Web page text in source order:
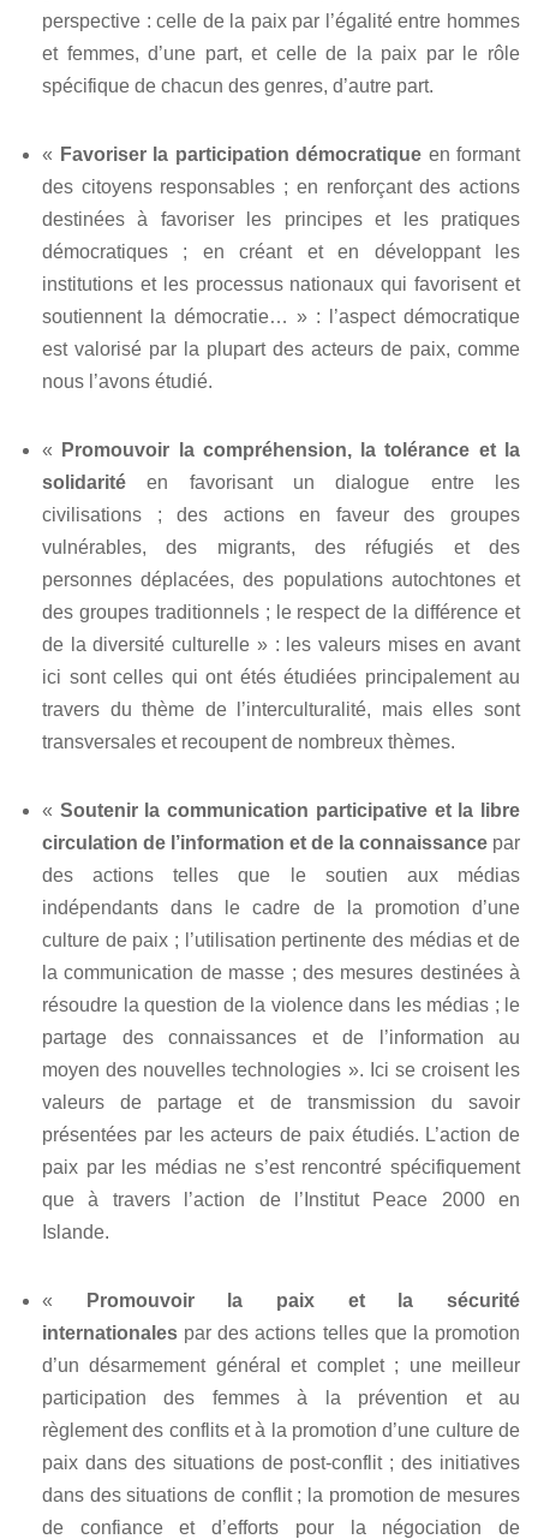
perspective : celle de la paix par l’égalité entre hommes
et femmes, d’une part, et celle de la paix par le rôle
spécifique de chacun des genres, d’autre part.
« Favoriser la participation démocratique en formant
des citoyens responsables ; en renforçant des actions
destinées à favoriser les principes et les pratiques
démocratiques ; en créant et en développant les
institutions et les processus nationaux qui favorisent et
soutiennent la démocratie… » : l’aspect démocratique
est valorisé par la plupart des acteurs de paix, comme
nous l’avons étudié.
«
Promouvoir la compréhension, la tolérance et la
solidarité en favorisant un dialogue entre les
civilisations ; des actions en faveur des groupes
vulnérables, des migrants, des réfugiés et des
personnes déplacées, des populations autochtones et
des groupes traditionnels ; le respect de la différence et
de la diversité culturelle » : les valeurs mises en avant
ici sont celles qui ont étés étudiées principalement au
travers du thème de l’interculturalité, mais elles sont
transversales et recoupent de nombreux thèmes.
« Soutenir la communication participative et la libre
circulation de l’information et de la connaissance par
des actions telles que le soutien aux médias
indépendants dans le cadre de la promotion d’une
culture de paix ; l’utilisation pertinente des médias et de
la communication de masse ; des mesures destinées à
résoudre la question de la violence dans les médias ; le
partage des connaissances et de l’information au
moyen des nouvelles technologies ». Ici se croisent les
valeurs de partage et de transmission du savoir
présentées par les acteurs de paix étudiés. L’action de
paix par les médias ne s’est rencontré spécifiquement
que à travers l’action de l’Institut Peace 2000 en
Islande.
«
Promouvoir la paix et la sécurité
internationales par des actions telles que la promotion
d’un désarmement général et complet ; une meilleur
participation des femmes à la prévention et au
règlement des conflits et à la promotion d’une culture de
paix dans des situations de post-conflit ; des initiatives
dans des situations de conflit ; la promotion de mesures
de confiance et d’efforts pour la négociation de